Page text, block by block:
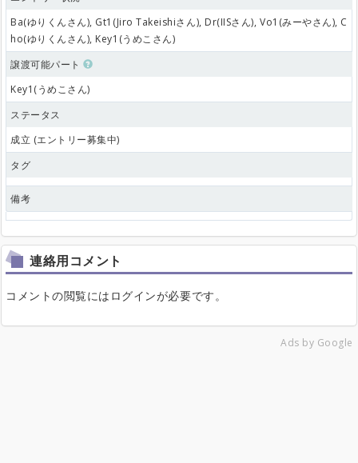
Ba(ゆりくんさん), Gt1(Jiro Takeishiさん), Dr(IISさん), Vo1(みーやさん), C
ho(ゆりくんさん), Key1(うめこさん)
譲渡可能パート
Key1(うめこさん)
ステータス
成立 (エントリー募集中)
タグ
備考
連絡用コメント
コメントの閲覧にはログインが必要です。
Ads by Google